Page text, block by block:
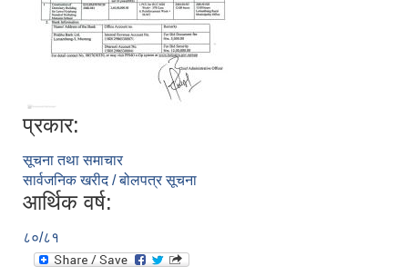
प्रकार:
सूचना तथा समाचार
सार्वजनिक खरीद / बोलपत्र सूचना
आर्थिक वर्ष:
८०/८१